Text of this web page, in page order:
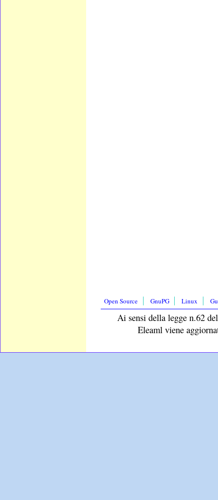
Open Source GnuPG Linux
Ai sensi della legge n.62
Eleaml viene